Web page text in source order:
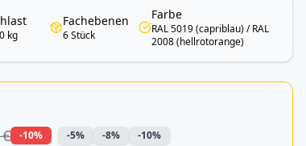
kg
Fachebenen
6 Stück
Farbe
RAL 5019 (capriblau) / RAL
2008 (hellrotorange)
-10% -5% -8% -10%